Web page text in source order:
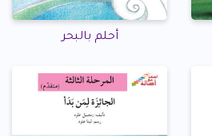
أحلم بالبحر